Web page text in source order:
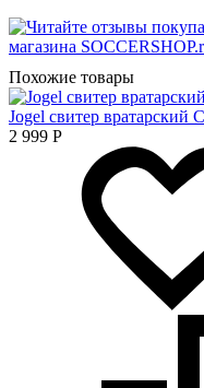
Похожие товары
Jogel свитер вратарский
2 999 Р